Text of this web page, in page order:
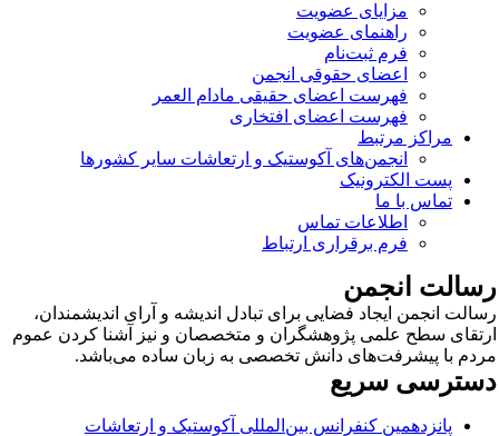
مزایای عضویت
راهنمای عضویت
فرم ثبت‌نام
اعضای حقوقی انجمن
فهرست اعضای حقیقی مادام‌ العمر
فهرست اعضای افتخاری
مراکز مرتبط
انجمن‌های آکوستیک و ارتعاشات سایر کشورها
پست الکترونیک
تماس با ما
اطلاعات تماس
فرم برقراری ارتباط
انجمن
انجمن ایجاد فضایی برای تبادل اندیشه و آرای اندیشمندان،
سطح علمی پژوهشگران و متخصصان و نیز آشنا کردن عموم
با پیشرفت‌های دانش تخصصی به زبان ساده می‌باشد.
سریع
پانزدهمین کنفرانس بین‌المللی آکوستیک و ارتعاشات